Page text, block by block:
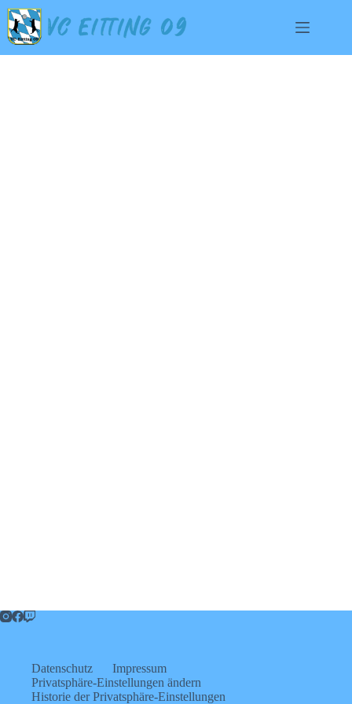
Datenschutz
Impressum
Privatsphäre-Einstellungen ändern
Historie der Privatsphäre-Einstellungen